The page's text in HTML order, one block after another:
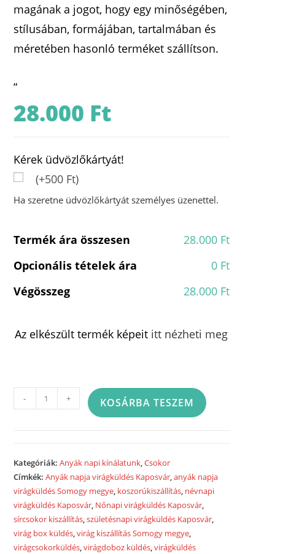
magának a jogot, hogy egy minőségében,
stílusában, formájában, tartalmában és
méretében hasonló terméket szállítson.
„
28.000 Ft
Kérek üdvözlőkártyát!
(+500 Ft)
Ha szeretne üdvözlőkártyát személyes üzenettel.
Termék ára összesen
28.000 Ft
Opcionális tételek ára
0 Ft
Végösszeg
28.000 Ft
Az elkészült termék képeit itt nézheti meg
"Virágos
napot"
Flowery
day
"
bouquet
- + KOSÁRBA TESZEM
Kategóriák: Anyák napi kínálatunk,Csokor
Címkék: Anyák napja virágküldés Kaposvár,anyák napja
virágküldés Somogy megye, koszorúkiszállítás, névnapi
virágküldés Kaposvár, Nőnapi virágküldés Kaposvár,
sírcsokor kiszállítás,születésnapi virágküldés Kaposvár,
virág box küldés,virág kiszállítás Somogy megye,
virágcsokorküldés,virágdoboz küldés,virágküldés